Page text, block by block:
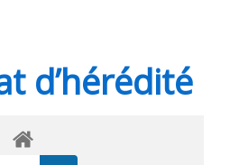
d’hérédité